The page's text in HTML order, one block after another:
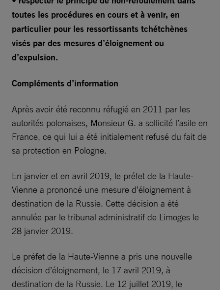
toutes les procédures en cours et à venir, en
particulier pour les ressortissants tchétchènes
visés par des mesures d’éloignement ou
d’expulsion.
Compléments d’information
Après avoir été reconnu réfugié en 2011 par les
autorités polonaises, Monsieur G. a sollicité l’asile en
France, ce qui lui a été initialement refusé du fait de
sa protection en Pologne.
En janvier et en avril 2019, le préfet de la Haute-
Vienne a prononcé une mesure d’éloignement à
destination de la Russie. Cette décision a été
annulée par le tribunal administratif de Limoges le
28 janvier 2019.
Le préfet de la Haute-Vienne a pris une nouvelle
décision d’éloignement, le 17 avril 2019, à
destination de la Russie. Le 12 juillet 2019, le